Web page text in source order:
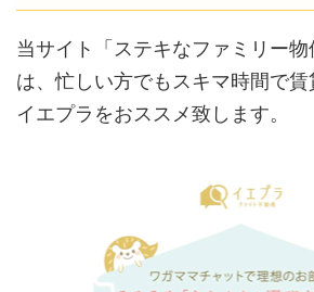
当サイト「ステキなファミリー
は、忙しい方でもスキマ時間で賃
イエプラをおススメ致します。